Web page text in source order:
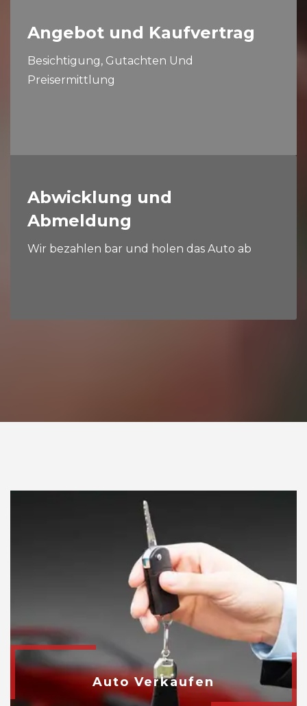
Angebot und Kaufvertrag
Besichtigung, Gutachten Und
Preisermittlung
Abwicklung und
Abmeldung
Wir bezahlen bar und holen das Auto ab
Auto Verkaufen